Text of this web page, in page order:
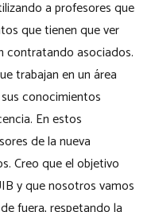
a profesores que
que tienen que ver
contratando asociados.
trabajan en un área
conocimientos
En estos
de la nueva
Creo que el objetivo
y que nosotros vamos